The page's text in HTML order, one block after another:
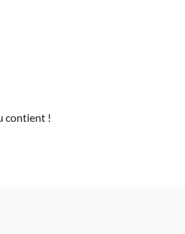
contient !